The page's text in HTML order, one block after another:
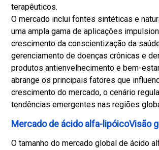
terapêuticos.
O mercado inclui fontes sintéticas e
uma ampla gama de aplicações
crescimento da conscientização da
gerenciamento de doenças crônicas e
produtos antienvelhecimento e bem-
abrange os principais fatores que
crescimento do mercado, o cenário
tendências emergentes nas regiões
Mercado de ácido alfa-lipóicoVisão
O tamanho do mercado global de ácido